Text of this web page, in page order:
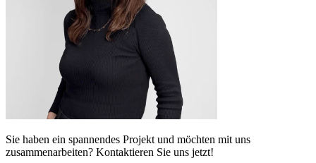
Sie haben ein spannendes Projekt und möchten mit uns
zusammenarbeiten? Kontaktieren Sie uns jetzt!